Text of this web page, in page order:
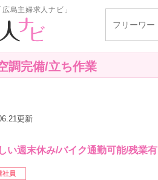
島主婦求人ナビ」
調完備/立ち作業
更新
い週末休み/バイク通勤可能/残業有
社員